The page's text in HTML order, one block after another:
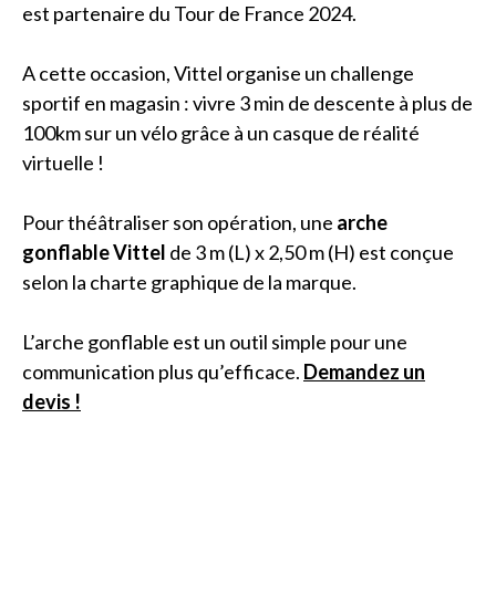
est partenaire du Tour de France 2024.
A cette occasion, Vittel organise un challenge
sportif en magasin : vivre 3 min de descente à plus de
100km sur un vélo grâce à un casque de réalité
virtuelle !
Pour théâtraliser son opération, une arche
gonflable Vittel de 3 m (L) x 2,50 m (H) est conçue
selon la charte graphique de la marque.
L’arche gonflable est un outil simple pour une
communication plus qu’efficace. Demandez un
devis !